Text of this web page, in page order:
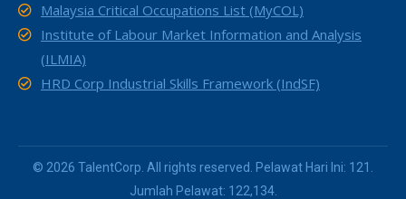
Malaysia Critical Occupations List (MyCOL)
Institute of Labour Market Information and Analysis
(ILMIA)
HRD Corp Industrial Skills Framework (IndSF)
© 2026 TalentCorp. All rights reserved. Pelawat Hari Ini: 121.
Jumlah Pelawat: 122,134.